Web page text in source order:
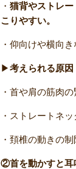
・ 猫背やストレ
こりやすい。
・仰向けや横向き
▶考えられる原因
・首や肩の筋肉
・ストレートネ
・頚椎の動きの
②首を動かすと耳